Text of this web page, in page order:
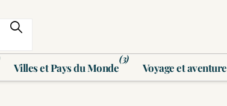
Villes et Pays du Monde
(3)
Voyage et aventure